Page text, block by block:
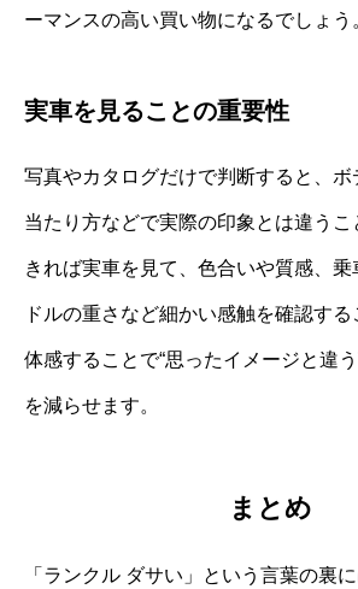
ーマンスの高い買い物になるでしょう
実車を見ることの重要性
写真やカタログだけで判断すると、
当たり方などで実際の印象とは違う
きれば実車を見て、色合いや質感、
ドルの重さなど細かい感触を確認する
体感することで“思ったイメージと違
を減らせます。
まとめ
「ランクル ダサい」という言葉の裏